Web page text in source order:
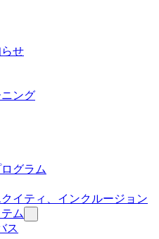
せ
ング
グラム
イティ、インクルージョン
ム
ス